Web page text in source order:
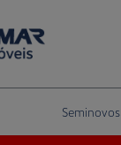
Seminovos